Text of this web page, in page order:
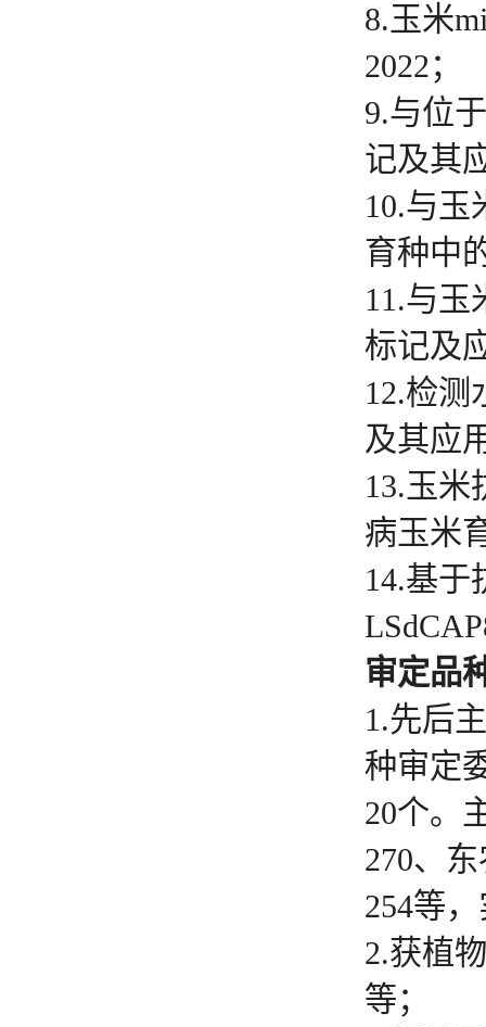
8.玉米
2022；
9.与位
记及其
10.与玉
育种中
11.与玉
标记及
12.检测
及其应
13.玉米
病玉米
14.基于
审定品
1.先后
种审定
20个。
270、
254等
2.获植
等；